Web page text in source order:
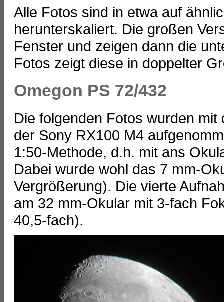
Alle Fotos sind in etwa auf
herunterskaliert. Die großen
Fenster und zeigen dann die
Fotos zeigt diese in doppelter
Omegon PS 72/432
Die folgenden Fotos wurden
der Sony RX100 M4
1:50-Methode, d.h. mit ans
Dabei wurde wohl das 7 mm-
Vergrößerung). Die vierte
am 32 mm-Okular mit 3-fach
40,5-fach).